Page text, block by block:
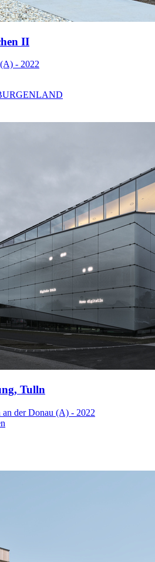
II
- 2022
Tulln
der Donau (A) - 2022